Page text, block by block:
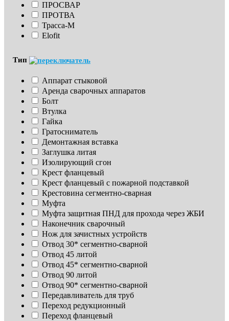
ПРОСВАР
ПРОТВА
Трасса-М
Elofit
Тип
Аппарат стыковой
Аренда сварочных аппаратов
Болт
Втулка
Гайка
Гратосниматель
Демонтажная вставка
Заглушка литая
Изoлирующий сгон
Крест фланцевый
Крест фланцевый с пожарной подставкой
Крестовина сегментно-сварная
Муфта
Муфта защитная ПНД для прохода через ЖБИ
Наконечник сварочный
Нож для зачистных устройств
Отвод 30* сегментно-сварной
Отвод 45 литой
Отвод 45* сегментно-сварной
Отвод 90 литой
Отвод 90* сегментно-сварной
Передавливатель для труб
Переход редукционный
Переход фланцевый